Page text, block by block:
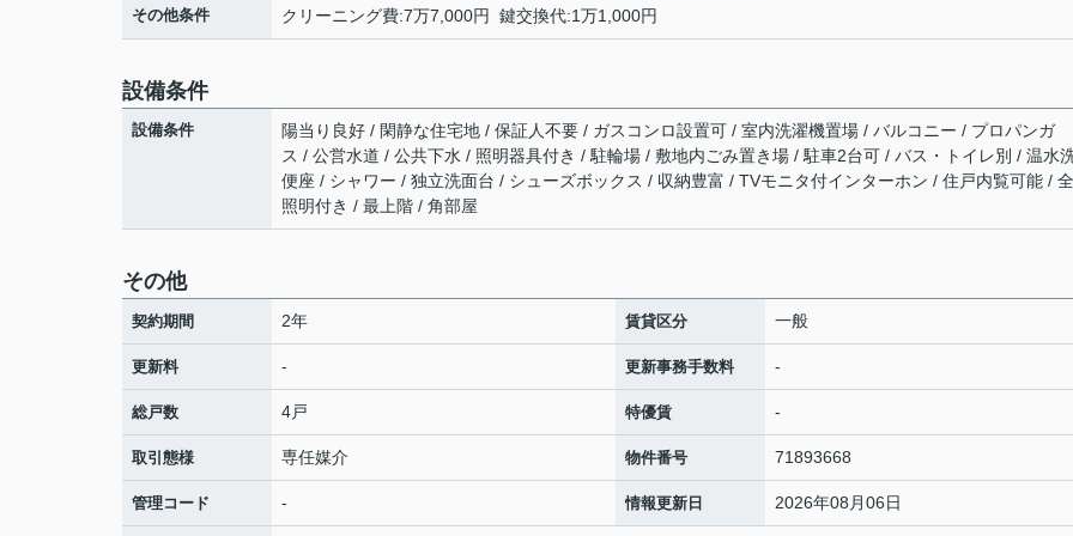
その他条件 クリーニング費:7万7,000円 鍵交換代:1万1,000円
設備条件
設備条件
陽当り良好 / 閑静な住宅地 / 保証人不要 / ガスコンロ設置可 / 室内洗濯機置場 / バルコニー / プロパンガ
ス / 公営水道 / 公共下水 / 照明器具付き / 駐輪場 / 敷地内ごみ置き場 / 駐車2台可 / バス・トイレ別 / 温水
便座 / シャワー / 独立洗面台 / シューズボックス / 収納豊富 / TVモニタ付インターホン / 住戸内覧可能 /
照明付き / 最上階 / 角部屋
その他
契約期間 2年 賃貸区分 一般
更新料 - 更新事務手数料 -
総戸数 4戸 特優賃 -
取引態様 専任媒介 物件番号 71893668
管理コード - 情報更新日 2026年08月06日